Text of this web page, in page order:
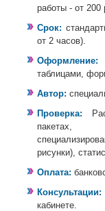
работы - от 200
Срок:
от 2 часов).
Оформление:
таблицами,
Автор:
Проверка:
пакетах,
рисунки),
Оплата:
Консультации:
кабинете.